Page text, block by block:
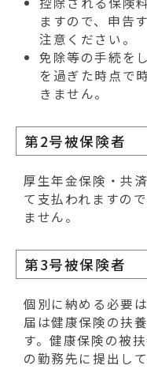
ますので、申告
注意ください。
免除等の手続を
を過ぎた時点で
きません。
第2号被保険者
厚生年金保険・共
て支払われますの
ません。
第3号被保険者
個別に納める必要
届は健康保険の扶
す。健康保険の被
の勤務先に提出し